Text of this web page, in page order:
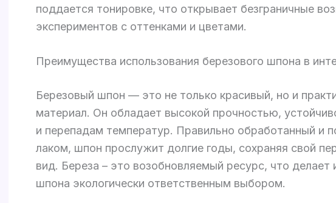
поддается тонировке, что открывает безграничные
экспериментов с оттенками и цветами.
Преимущества использования березового шпона в
Березовый шпон — это не только красивый, но и
материал. Он обладает высокой прочностью,
и перепадам температур. Правильно обработанный и
лаком, шпон прослужит долгие годы, сохраняя свой
вид. Береза – это возобновляемый ресурс, что делает
шпона экологически ответственным выбором.